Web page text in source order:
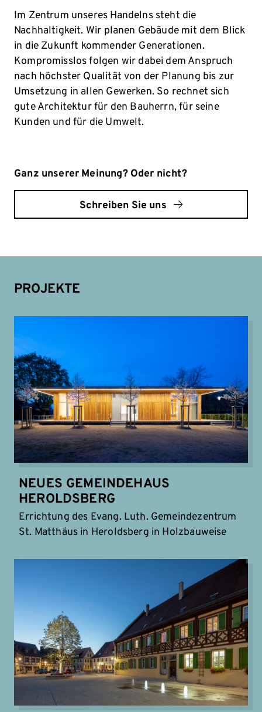
Im Zentrum unseres Handelns steht die
Nachhaltigkeit. Wir planen Gebäude mit dem Blick
in die Zukunft kommender Generationen.
Kompromisslos folgen wir dabei dem Anspruch
nach höchster Qualität von der Planung bis zur
Umsetzung in allen Gewerken. So rechnet sich
gute Architektur für den Bauherrn, für seine
Kunden und für die Umwelt.
Ganz unserer Meinung? Oder nicht?
Schreiben Sie uns
PROJEKTE
NEUES GEMEINDEHAUS
HEROLDSBERG
Errichtung des Evang. Luth. Gemeindezentrum
St. Matthäus in Heroldsberg in Holzbauweise